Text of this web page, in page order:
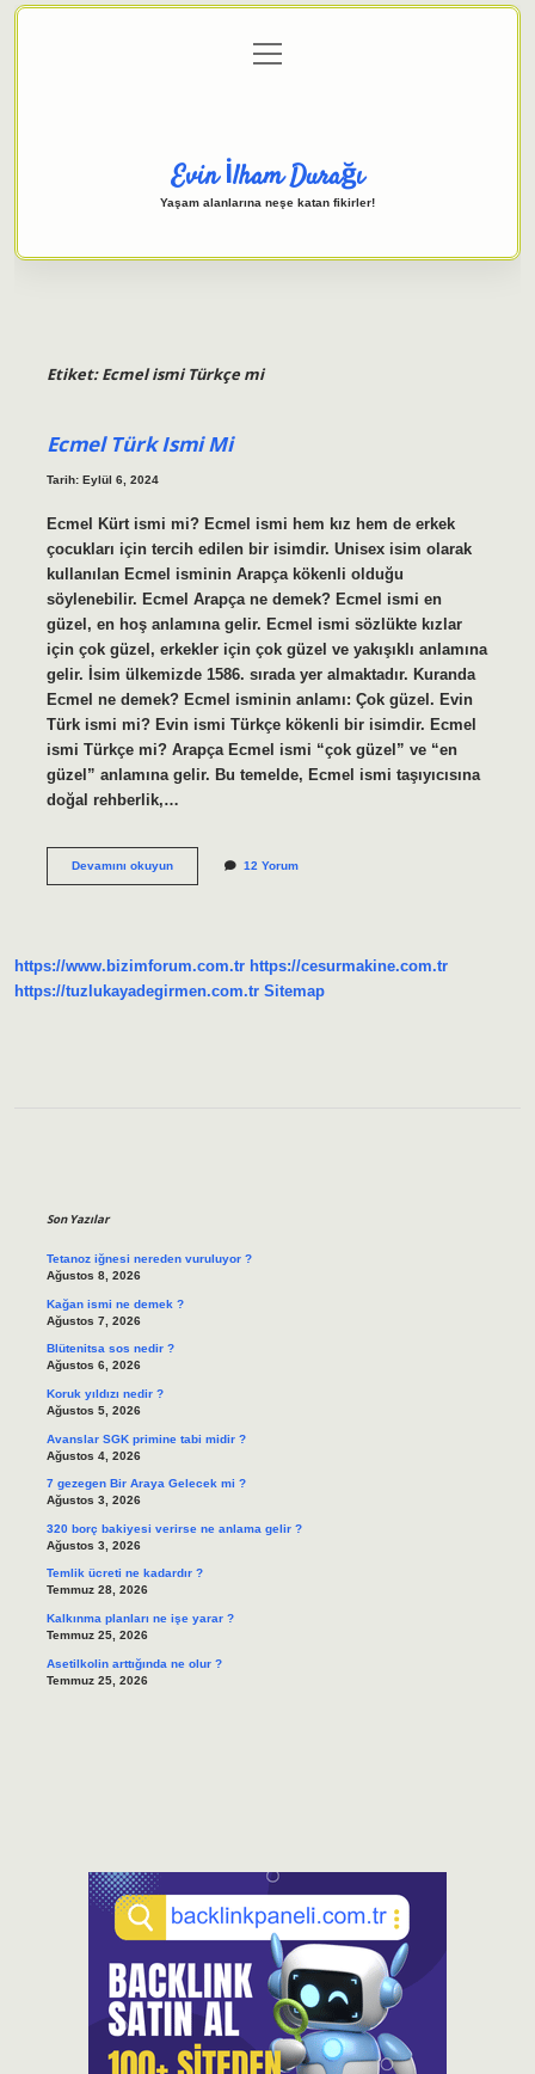
Gizlilik Politikası
menüyü
aç
Evin İlham Durağı
Yaşam alanlarına neşe katan fikirler!
Etiket:Ecmel ismi Türkçe mi
Ecmel Türk Ismi Mi
Tarih: Eylül 6, 2024
Ecmel Kürt ismi mi? Ecmel ismi hem kız hem de erkek
çocukları için tercih edilen bir isimdir. Unisex isim olarak
kullanılan Ecmel isminin Arapça kökenli olduğu
söylenebilir. Ecmel Arapça ne demek? Ecmel ismi en
güzel, en hoş anlamına gelir. Ecmel ismi sözlükte kızlar
için çok güzel, erkekler için çok güzel ve yakışıklı anlamına
gelir. İsim ülkemizde 1586. sırada yer almaktadır. Kuranda
Ecmel ne demek? Ecmel isminin anlamı: Çok güzel. Evin
Türk ismi mi? Evin ismi Türkçe kökenli bir isimdir. Ecmel
ismi Türkçe mi? Arapça Ecmel ismi “çok güzel” ve “en
güzel” anlamına gelir. Bu temelde, Ecmel ismi taşıyıcısına
doğal rehberlik,…
Devamını okuyunEcmel
12 Yorum
https://www.bizimforum.com.tr https://cesurmakine.com.tr
https://tuzlukayadegirmen.com.tr Sitemap
Son Yazılar
Tetanoz iğnesi nereden vuruluyor ?
Ağustos 8, 2026
Kağan ismi ne demek ?
Ağustos 7, 2026
Blütenitsa sos nedir ?
Ağustos 6, 2026
Koruk yıldızı nedir ?
Ağustos 5, 2026
Avanslar SGK primine tabi midir ?
Ağustos 4, 2026
7 gezegen Bir Araya Gelecek mi ?
Ağustos 3, 2026
320 borç bakiyesi verirse ne anlama gelir ?
Ağustos 3, 2026
Temlik ücreti ne kadardır ?
Temmuz 28, 2026
Kalkınma planları ne işe yarar ?
Temmuz 25, 2026
Asetilkolin arttığında ne olur ?
Temmuz 25, 2026